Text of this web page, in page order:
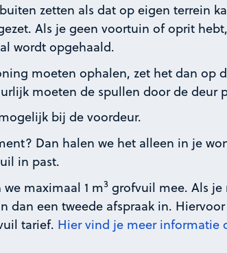
zetten als dat op eigen terrein
Als je geen voortuin of oprit
wordt opgehaald.
moeten ophalen, zet het dan op
moeten de spullen door de deur
bij de voordeur.
Dan halen we het alleen in je
in past.
maximaal 1 m3 grofvuil mee. Als je
dan een tweede afspraak in.
tarief. Hier vind je meer informatie